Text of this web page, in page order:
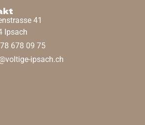
41
Ipsach
678 09 75
ipsach.ch